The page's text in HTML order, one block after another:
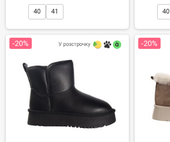
40 41 40
-20% -20%